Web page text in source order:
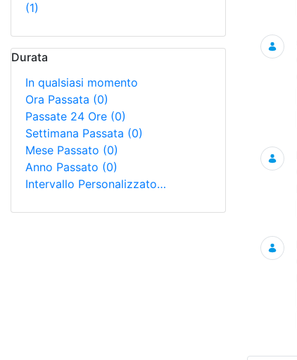
(1)
Durata
In qualsiasi momento
Ora Passata (0)
Passate 24 Ore (0)
Settimana Passata (0)
Mese Passato (0)
Anno Passato (0)
Intervallo Personalizzato…